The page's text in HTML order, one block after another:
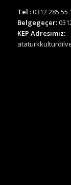
Tel :0312 285 55
Belgegeçer:
KEP Adresimiz: